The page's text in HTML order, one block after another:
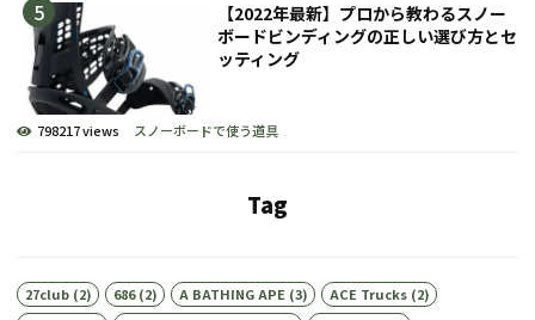
【2022年最新】プロから教わるスノー
ボードビンディングの正しい選び方とセ
ッティング
798217 views スノーボードで使う道具
Tag
27club(2) 686(2) A BATHING APE(3) ACE Trucks(2)